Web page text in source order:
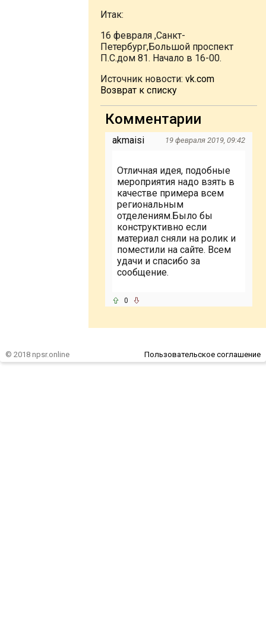
Итак:
16 февраля ,Санкт-
Петербург,Большой проспект
П.С.дом 81. Начало в 16-00.
Источник новости: vk.com
Возврат к списку
Комментарии
akmaisi 19 февраля 2019, 09:42
Отличная идея, подобные
мероприятия надо взять в
качестве примера всем
региональным
отделениям.Было бы
конструктивно если
материал сняли на ролик и
поместили на сайте. Всем
удачи и спасибо за
сообщение.
0
© 2018 npsr.online Пользовательское соглашение